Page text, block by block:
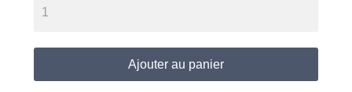
Ajouter au panier